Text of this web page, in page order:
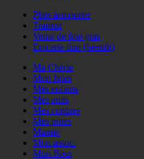
Plats àemporter
Traiteur
Vente de foie gras
Epicerie fine (bientôt)
Ma Chérie
Mon Jules
Mes enfants
Mes amis
Mes copines
Mes potes
Mamie
Mon assoc.
Mon Boss